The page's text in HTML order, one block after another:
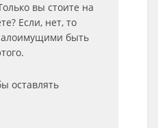
вы стоите на
Если, нет, то
быть
оставлять